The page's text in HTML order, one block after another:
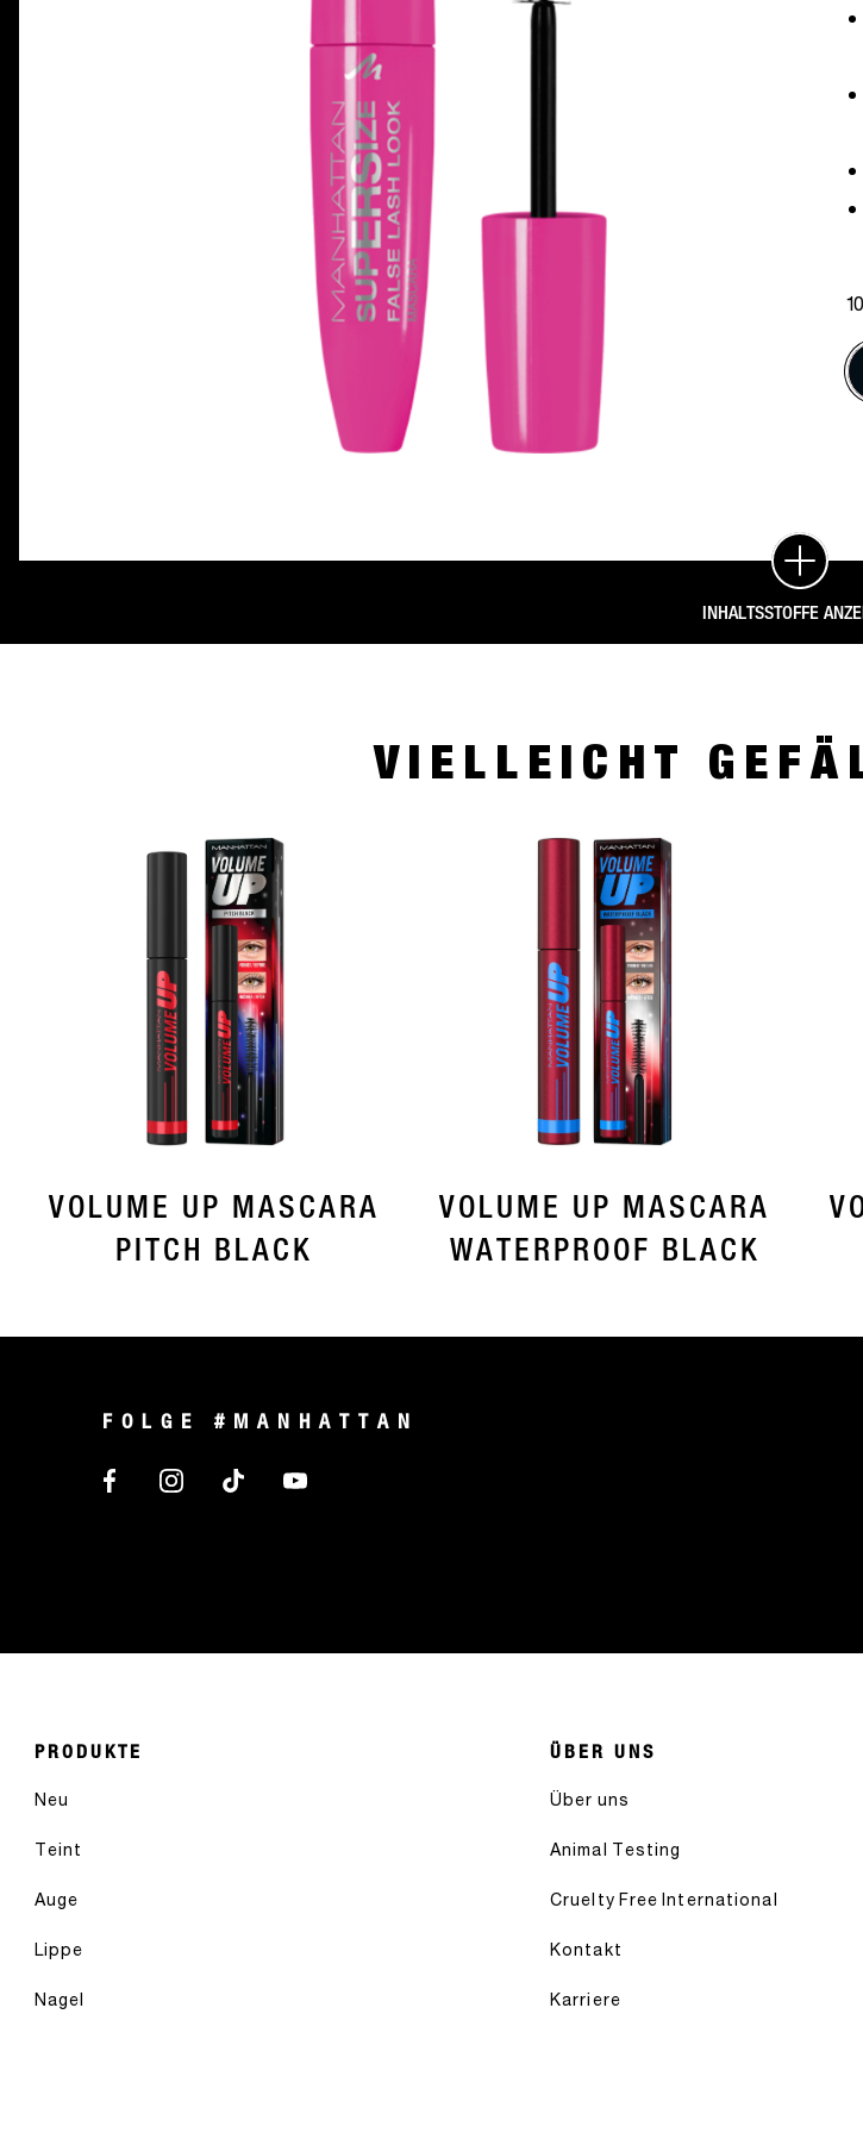
INHALTSSTOFFE
VIELLEICHT
VOLUME UP MASCARA
PITCH BLACK
VOLUME UP MASCARA
WATERPROOF BLACK
FOLGE #MANHATTAN
PRODUKTE
Neu
Teint
Auge
Lippe
Nagel
ÜBER UNS
Über uns
Animal Testing
Cruelty Free International
Kontakt
Karriere